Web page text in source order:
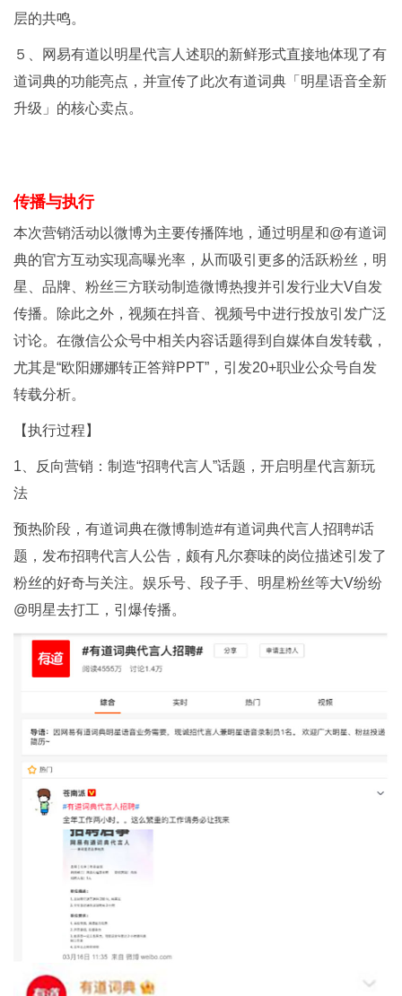
层的共鸣。
５、网易有道以明星代言人述职的新鲜形式直接地体现了有
道词典的功能亮点，并宣传了此次有道词典「明星语音全新
升级」的核心卖点。
传播与执行
本次营销活动以微博为主要传播阵地，通过明星和@有道词
典的官方互动实现高曝光率，从而吸引更多的活跃粉丝，明
星、品牌、粉丝三方联动制造微博热搜并引发行业大V自发
传播。除此之外，视频在抖音、视频号中进行投放引发广泛
讨论。在微信公众号中相关内容话题得到自媒体自发转载，
尤其是“欧阳娜娜转正答辩PPT”，引发20+职业公众号自发
转载分析。
【执行过程】
1、反向营销：制造“招聘代言人”话题，开启明星代言新玩
法
预热阶段，有道词典在微博制造#有道词典代言人招聘#话
题，发布招聘代言人公告，颇有凡尔赛味的岗位描述引发了
粉丝的好奇与关注。娱乐号、段子手、明星粉丝等大V纷纷
@明星去打工，引爆传播。